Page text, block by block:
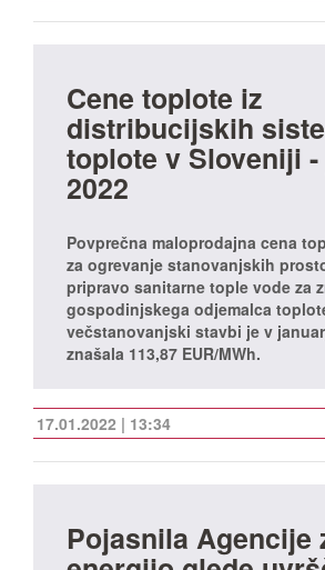
Cene toplote iz
distribucijskih
toplote v Sloveniji
2022
Povprečna maloprodajna cena
za ogrevanje stanovanjskih
pripravo sanitarne tople vode za
gospodinjskega odjemalca
večstanovanjski stavbi je v
znašala 113,87 EUR/MWh.
17.01.2022 | 13:34
Pojasnila Agencije